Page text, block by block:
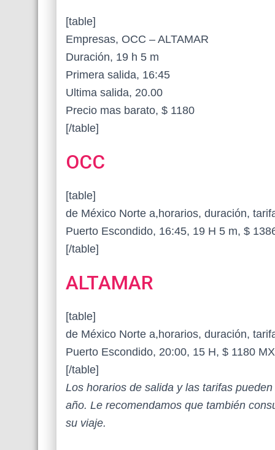
[table]
Empresas, OCC – ALTAMAR
Duración, 19 h 5 m
Primera salida, 16:45
Ultima salida, 20.00
Precio mas barato, $ 1180
[/table]
OCC
[table]
de México Norte a,horarios, duración,
Puerto Escondido, 16:45, 19 H 5 m, $
[/table]
ALTAMAR
[table]
de México Norte a,horarios, duración,
Puerto Escondido, 20:00, 15 H, $ 1180
[/table]
Los horarios de salida y las tarifas
año. Le recomendamos que también
su viaje.